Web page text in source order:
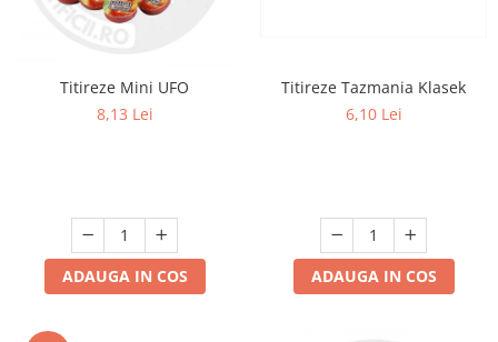
Titireze Mini UFO
8,13 Lei
ADAUGA IN COS
Titireze Tazmania Klasek
6,10 Lei
ADAUGA IN COS